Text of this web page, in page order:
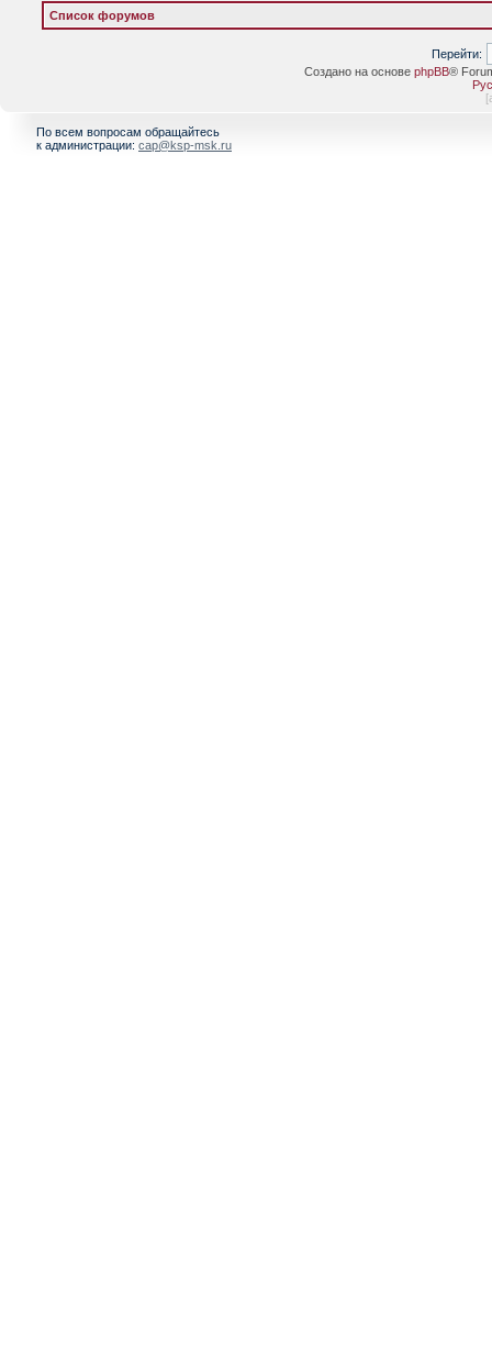
Список форумов
Перейти:
Создано на основе phpBB®
[
По всем вопросам обращайтесь
к администрации: cap@ksp-msk.ru